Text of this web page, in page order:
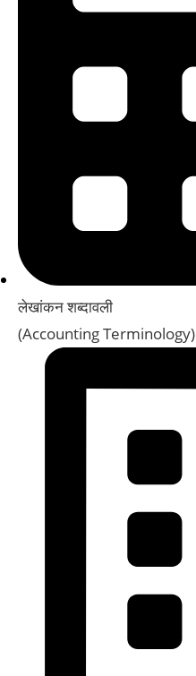
लेखांकन शब्दावली
(Accounting Terminology)